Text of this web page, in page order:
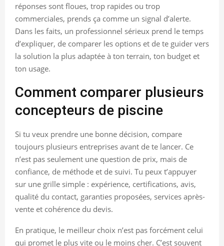
réponses sont floues, trop rapides ou trop
commerciales, prends ça comme un signal d’alerte.
Dans les faits, un professionnel sérieux prend le temps
d’expliquer, de comparer les options et de te guider vers
la solution la plus adaptée à ton terrain, ton budget et
ton usage.
Comment comparer plusieurs
concepteurs de piscine
Si tu veux prendre une bonne décision, compare
toujours plusieurs entreprises avant de te lancer. Ce
n’est pas seulement une question de prix, mais de
confiance, de méthode et de suivi. Tu peux t’appuyer
sur une grille simple : expérience, certifications, avis,
qualité du contact, garanties proposées, services après-
vente et cohérence du devis.
En pratique, le meilleur choix n’est pas forcément celui
qui promet le plus vite ou le moins cher. C’est souvent